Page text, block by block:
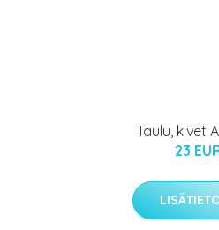
Taulu, kivet
23